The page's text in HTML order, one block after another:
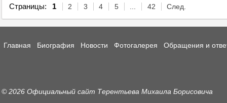
Страницы: 1 2 3 4 5 ... 42 След.
Главная Биография Новости Фотогалерея Обращения и
© 2026 Официальный сайт Терентьева Михаила Борисовича